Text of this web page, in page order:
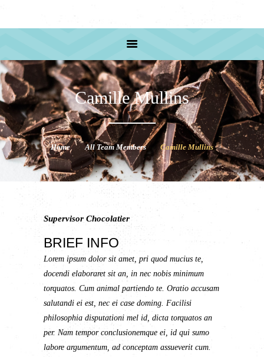
Camille Mullins
Home All Team Members Camille Mullins
PRODUCTS
ABOUT US
SHOP ADRESS
Supervisor Chocolatier
BRIEF INFO
Lorem ipsum dolor sit amet, pri quod mucius te,
docendi elaboraret sit an, in nec nobis minimum
torquatos. Cum animal partiendo te. Oratio accusam
salutandi ei est, nec ei case doming. Facilisi
philosophia disputationi mel id, dicta torquatos an
per. Nam tempor conclusionemque ei, id qui sumo
labore argumentum, ad conceptam assueverit cum.